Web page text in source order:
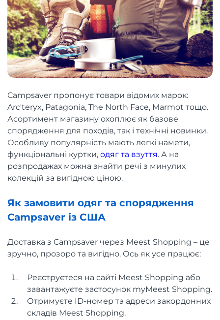
Campsaver пропонує товари відомих марок:
Arc'teryx, Patagonia, The North Face, Marmot тощо.
Асортимент магазину охоплює як базове
спорядження для походів, так і технічні новинки.
Особливу популярність мають легкі намети,
функціональні куртки, одяг та взуття. А на
розпродажах можна знайти речі з минулих
колекцій за вигідною ціною.
Як замовити одяг та спорядження
Campsaver із США
Доставка з Campsaver через Meest Shopping – це
зручно, прозоро та вигідно. Ось як усе працює:
Реєструєтеся на сайті Meest Shopping або
завантажуєте застосунок myMeest Shopping.
Отримуєте ID-номер та адреси закордонних
складів Meest Shopping.